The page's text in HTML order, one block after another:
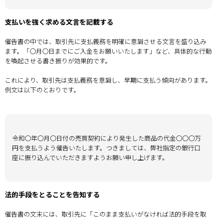
支払いを強く求める文言を記載する
催告書の中では、取引先に支払義務を明確に意識させる文言を盛り込み
ます。「〇月〇日までにご入金をお願いいたします」など、具体的な行動
を喚起させる書き振りが効果的です。
これにより、取引先は支払義務を意識し、早期に支払う傾向があります。
例文は以下のとおりです。
令和〇年〇月〇日付の売買契約により発生した商品の代金〇〇〇万
円を支払うよう催告いたします。つきましては、弊社指定の銀行口
座に振り込んでいただきますようお願い申し上げます。
法的手段をとることを告知する
催告書の文末には、取引先に「このまま支払いがなければ法的手段を取